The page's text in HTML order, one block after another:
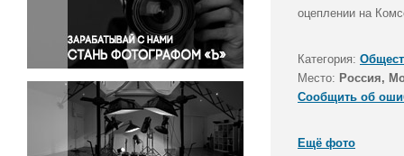
Правосудие
Происшествия и конфликты
Религия
Светская жизнь
Спорт
Экология
Экономика и бизнес
оцеплении на
Категория:
Место: Россия,
Сообщить об
Ещё фото